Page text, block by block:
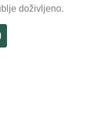
doživljeno.